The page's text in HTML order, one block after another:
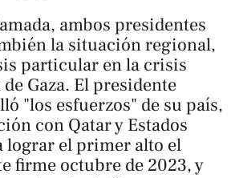
ambos presidentes
la situación regional,
particular en la crisis
Gaza. El presidente
"los esfuerzos" de su país,
con Qatar y Estados
lograr el primer alto el
firme octubre de 2023, y